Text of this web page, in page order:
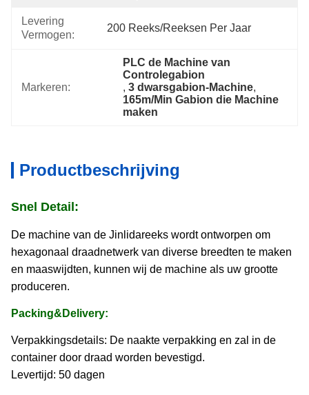
Levering
Vermogen:
200 Reeks/Reeksen Per Jaar
Markeren:
PLC de Machine van
Controlegabion
, 3 dwarsgabion-Machine,
165m/Min Gabion die Machine
maken
Productbeschrijving
Snel Detail:
De machine van de Jinlidareeks wordt ontworpen om
hexagonaal draadnetwerk van diverse breedten te maken
en maaswijdten, kunnen wij de machine als uw grootte
produceren.
Packing&Delivery:
Verpakkingsdetails: De naakte verpakking en zal in de
container door draad worden bevestigd.
Levertijd: 50 dagen